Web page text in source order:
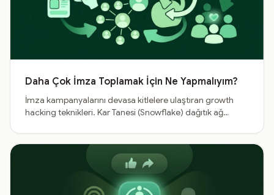
Daha Çok İmza Toplamak İçin Ne Yapmalıyım?
İmza kampanyalarını devasa kitlelere ulaştıran growth
hacking teknikleri. Kar Tanesi (Snowflake) dağıtık ağ